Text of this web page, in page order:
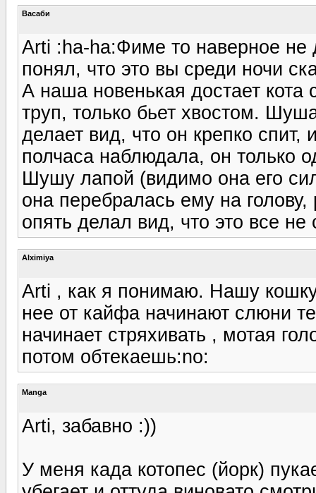
Васаби
Arti :ha-ha:Фиме то наверное
понял, что это вы среди ночи
А наша новенькая достает
труп, только бьет хвостом.
делает вид, что он крепко
полчаса наблюдала, он только
Шушу лапой (видимо она его
она перебралась ему на
опять делал вид, что это все не
Alximiya
Arti , как я понимаю. Нашу
нее от кайфа начинают слюни
начинает стряхивать , мотая
потом обтекаешь:no:
Manga
Arti, забавно :))
У меня када котопес (йорк)